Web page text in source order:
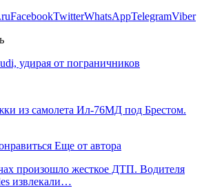
FacebookTwitterWhatsAppTelegramViber
удирая от пограничников
из самолета Ил-76МД под Брестом.
Еще от автора
произошло жесткое ДТП. Водителя
извлекали…